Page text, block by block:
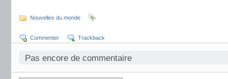
Nouvelles du monde
Commenter Trackback
Pas encore de commentaire